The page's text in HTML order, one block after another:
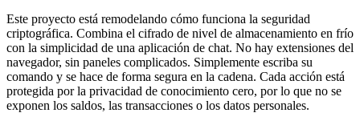
Este proyecto está remodelando cómo funciona la seguridad
criptográfica. Combina el cifrado de nivel de almacenamiento en frío
con la simplicidad de una aplicación de chat. No hay extensiones del
navegador, sin paneles complicados. Simplemente escriba su
comando y se hace de forma segura en la cadena. Cada acción está
protegida por la privacidad de conocimiento cero, por lo que no se
exponen los saldos, las transacciones o los datos personales.